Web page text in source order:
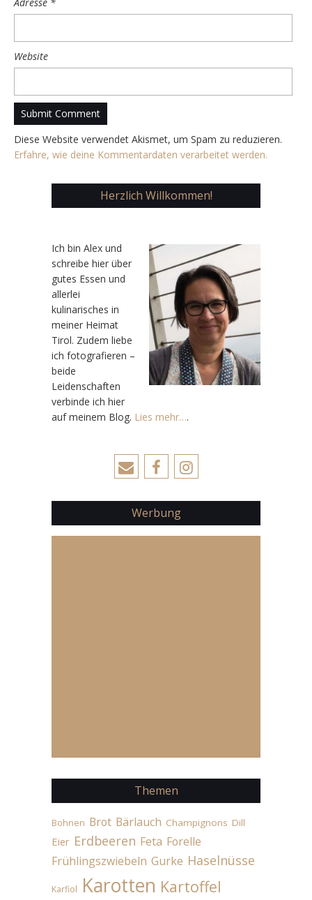
Website
Diese Website verwendet Akismet, um Spam zu reduzieren.
Erfahre, wie deine Kommentardaten verarbeitet werden.
Herzlich Willkommen!
Ich bin Alex und
schreibe hier über
gutes Essen und
allerlei
kulinarisches in
meiner Heimat
Tirol. Zudem liebe
ich fotografieren –
beide
Leidenschaften
verbinde ich hier
auf meinem Blog. Lies mehr….
Werbung
Themen
Bohnen Brot Bärlauch Champignons Dill
Eier Erdbeeren Feta Forelle
Frühlingszwiebeln Gurke Haselnüsse
Karfiol Karotten Kartoffel